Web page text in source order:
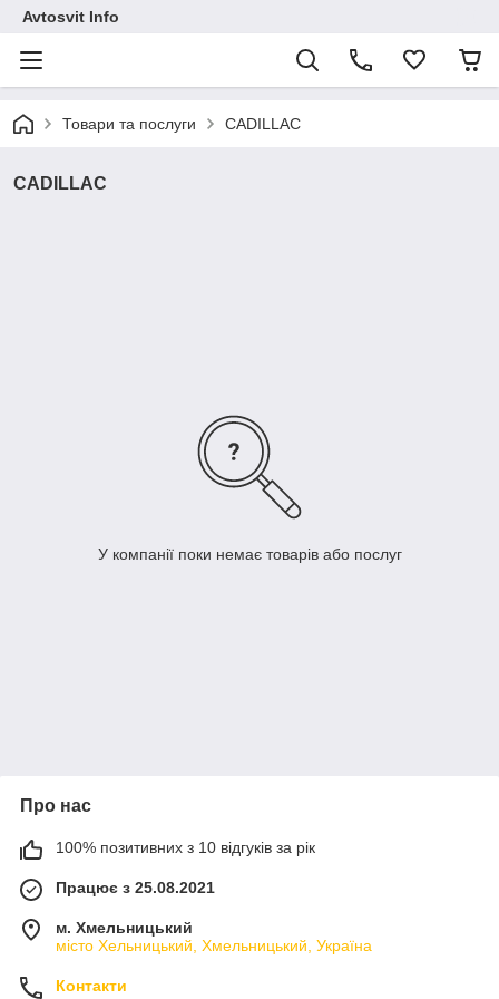
Avtosvit Info
Товари та послуги CADILLAC
CADILLAC
У компанії поки немає товарів або послуг
Про нас
100% позитивних з 10 відгуків за рік
Працює з 25.08.2021
м. Хмельницький
місто Хельницький, Хмельницький, Україна
Контакти